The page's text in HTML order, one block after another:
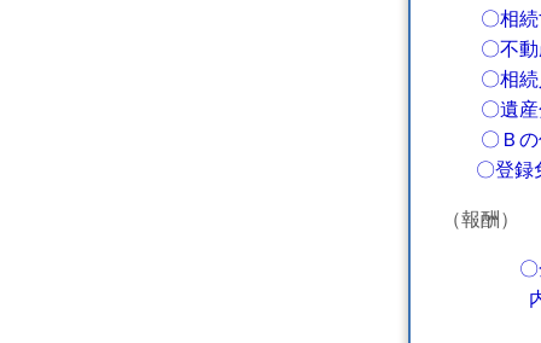
〇相
〇不動産
〇相続人
〇遺
〇Ｂの住
〇登録免
（報酬）
内訳